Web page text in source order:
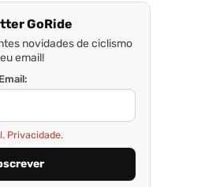
GoRide
novidades de ciclismo
email!
Email:
Privacidade.